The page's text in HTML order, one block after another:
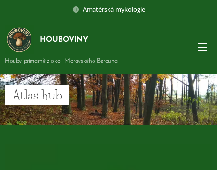
Amatérská mykologie
HOUBOVINY
Houby primárně z okolí Moravského Berouna
Atlas hub